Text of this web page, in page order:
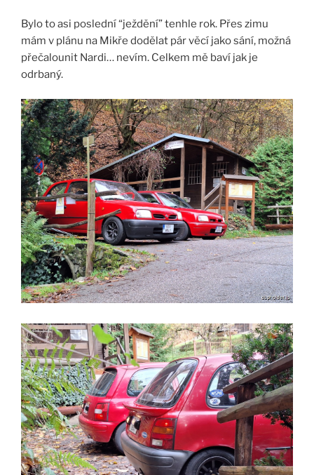
Bylo to asi poslední “ježdění” tenhle rok. Přes zimu
mám v plánu na Mikře dodělat pár věcí jako sání, možná
přečalounit Nardi… nevím. Celkem mě baví jak je
odrbaný.